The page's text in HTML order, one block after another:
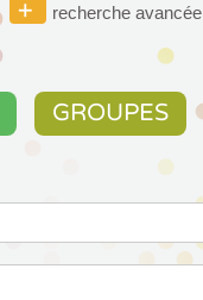
recherche avancée
GROUPES